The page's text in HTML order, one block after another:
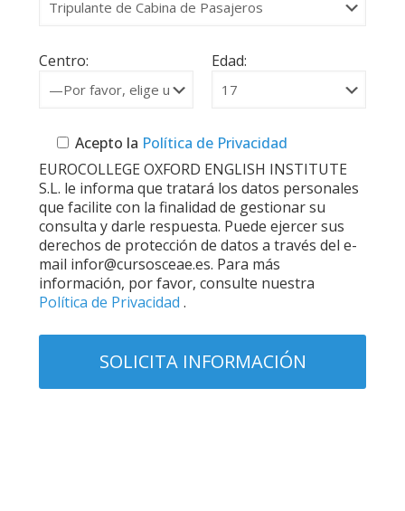
Centro: Edad:
Acepto la Política de Privacidad
EUROCOLLEGE OXFORD ENGLISH INSTITUTE
S.L. le informa que tratará los datos personales
que facilite con la finalidad de gestionar su
consulta y darle respuesta. Puede ejercer sus
derechos de protección de datos a través del e-
mail infor@cursosceae.es. Para más
información, por favor, consulte nuestra
Política de Privacidad .